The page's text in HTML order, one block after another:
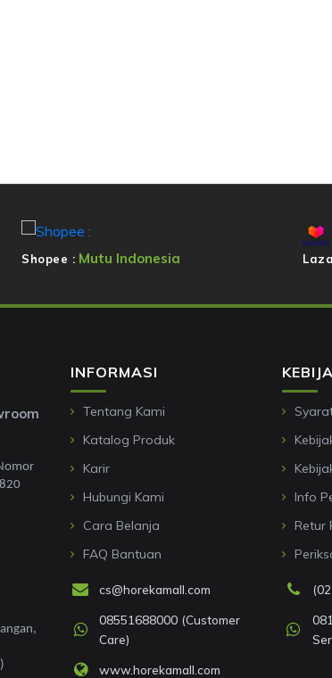
Shopee : Mutu Indonesia
INFORMASI
Tentang Kami
Katalog Produk
Karir
Hubungi Kami
Cara Belanja
FAQ Bantuan
Info
Retur
cs@horekamall.com
08551688000 (Customer
Care)
www.horekamall.com